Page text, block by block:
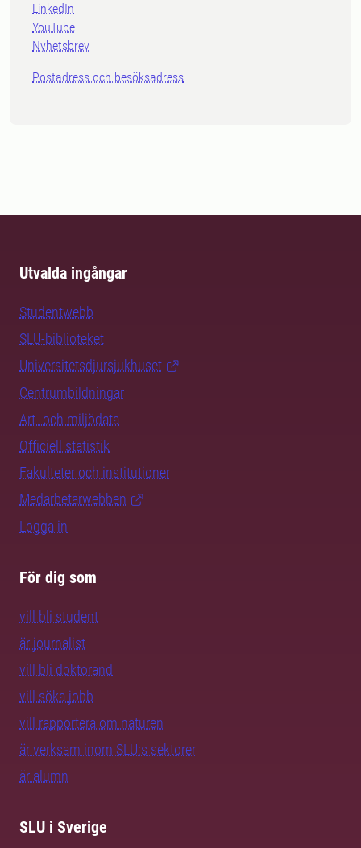
LinkedIn
YouTube
Nyhetsbrev
Postadress och besöksadress
Utvalda ingångar
Studentwebb
SLU-biblioteket
Universitetsdjursjukhuset
Centrumbildningar
Art- och miljödata
Officiell statistik
Fakulteter och institutioner
Medarbetarwebben
Logga in
För dig som
vill bli student
är journalist
vill bli doktorand
vill söka jobb
vill rapportera om naturen
är verksam inom SLU:s sektorer
är alumn
SLU i Sverige